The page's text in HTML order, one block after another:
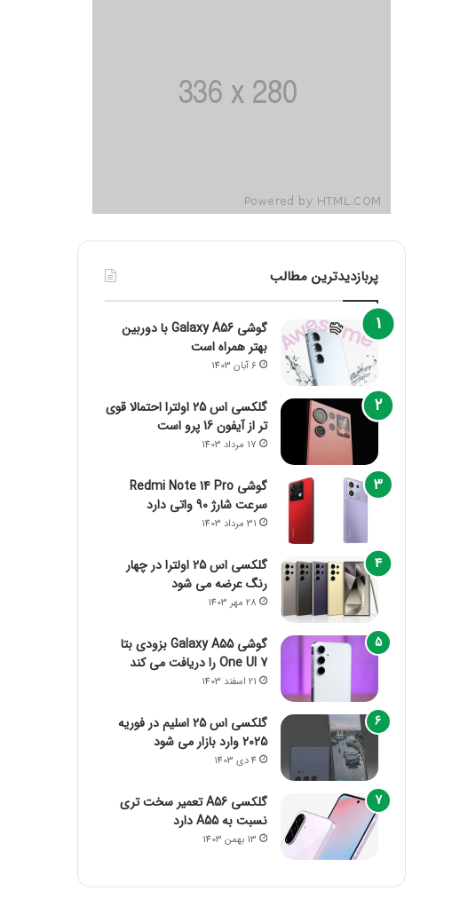
پربازدیدترین مطالب
گوشی Galaxy A56 با دوربین
بهتر همراه است
6 آبان 1403
گلکسی اس 25 اولترا احتمالا قوی
تر از آیفون 16 پرو است
17 مرداد 1403
گوشی Redmi Note 14 Pro
سرعت شارژ 90 واتی دارد
31 مرداد 1403
گلکسی اس 25 اولترا در چهار
رنگ عرضه می شود
28 مهر 1403
گوشی Galaxy A55 بزودی بتا
One UI 7 را دریافت می کند
21 اسفند 1403
گلکسی اس 25 اسلیم در فوریه
2025 وارد بازار می شود
4 دی 1403
گلکسی A56 تعمیر سخت تری
نسبت به A55 دارد
13 بهمن 1403